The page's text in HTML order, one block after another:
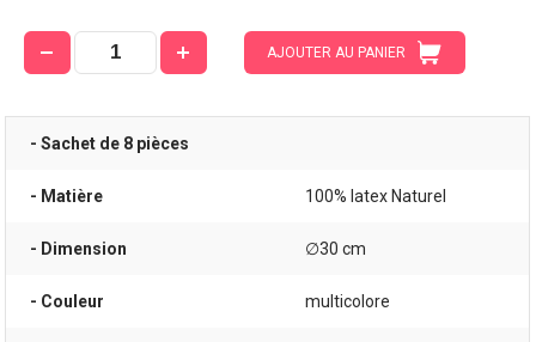
AJOUTER AU PANIER
- Sachet de 8 pièces
- Matière 100% latex Naturel
- Dimension ∅30 cm
- Couleur multicolore